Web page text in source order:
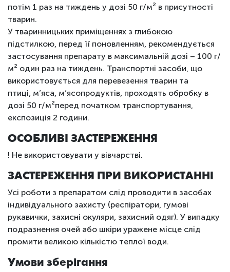
потім 1 раз на тиждень у дозі 50 г/м² в присутності
тварин.
У тваринницьких приміщеннях з глибокою
підстилкою, перед її поновленням, рекомендується
застосування препарату в максимальній дозі – 100 г/
м² один раз на тиждень. Транспортні засоби, що
використовується для перевезення тварин та
птиці, м’яса, м’ясопродуктів, проходять обробку в
дозі 50 г/м²перед початком транспортування,
експозиція 2 години.
ОСОБЛИВІ ЗАСТЕРЕЖЕННЯ
! Не використовувати у вівчарстві.
ЗАСТЕРЕЖЕННЯ ПРИ ВИКОРИСТАННІ
Усі роботи з препаратом слід проводити в засобах
індивідуального захисту (респіратори, гумові
рукавички, захисні окуляри, захисний одяг). У випадку
подразнення очей або шкіри уражене місце слід
промити великою кількістю теплої води.
Умови зберігання